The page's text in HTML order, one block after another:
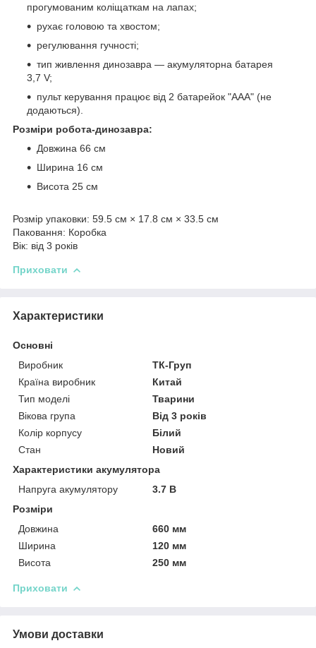
прогумованим коліщаткам на лапах;
рухає головою та хвостом;
регулювання гучності;
тип живлення динозавра — акумуляторна батарея
3,7 V;
пульт керування працює від 2 батарейок "ААА" (не
додаються).
Розміри робота-динозавра:
Довжина 66 см
Ширина 16 см
Висота 25 см
Розмір упаковки: 59.5 см × 17.8 см × 33.5 см
Паковання: Коробка
Вік: від 3 років
Приховати
Характеристики
Основні
Виробник
ТК-Груп
Країна виробник
Китай
Тип моделі
Тварини
Вікова група
Від 3 років
Колір корпусу
Білий
Стан
Новий
Характеристики акумулятора
Напруга акумулятору
3.7 В
Розміри
Довжина
660 мм
Ширина
120 мм
Висота
250 мм
Приховати
Умови доставки